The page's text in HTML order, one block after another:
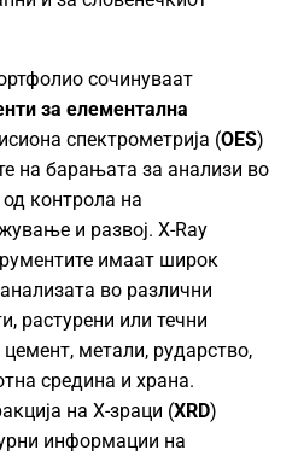
сочинуваат
за елементална
спектрометрија (OES)
на барањата за анализи во
контрола на
и развој. X-Ray
имаат широк
во различни
растурени или течни
метали, рударство,
средина и храна.
на X-зраци (XRD)
информации на